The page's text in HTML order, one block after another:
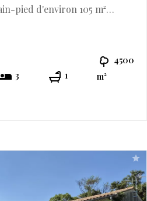
pied d'environ 105 m²
et arboré d'oliviers et
offre un cadre de vie
3 1
4500
m²